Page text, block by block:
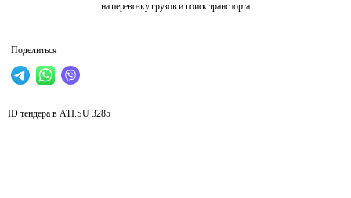
на перевозку грузов и поиск транспорта
Поделиться
ID тендера в ATI.SU 3285